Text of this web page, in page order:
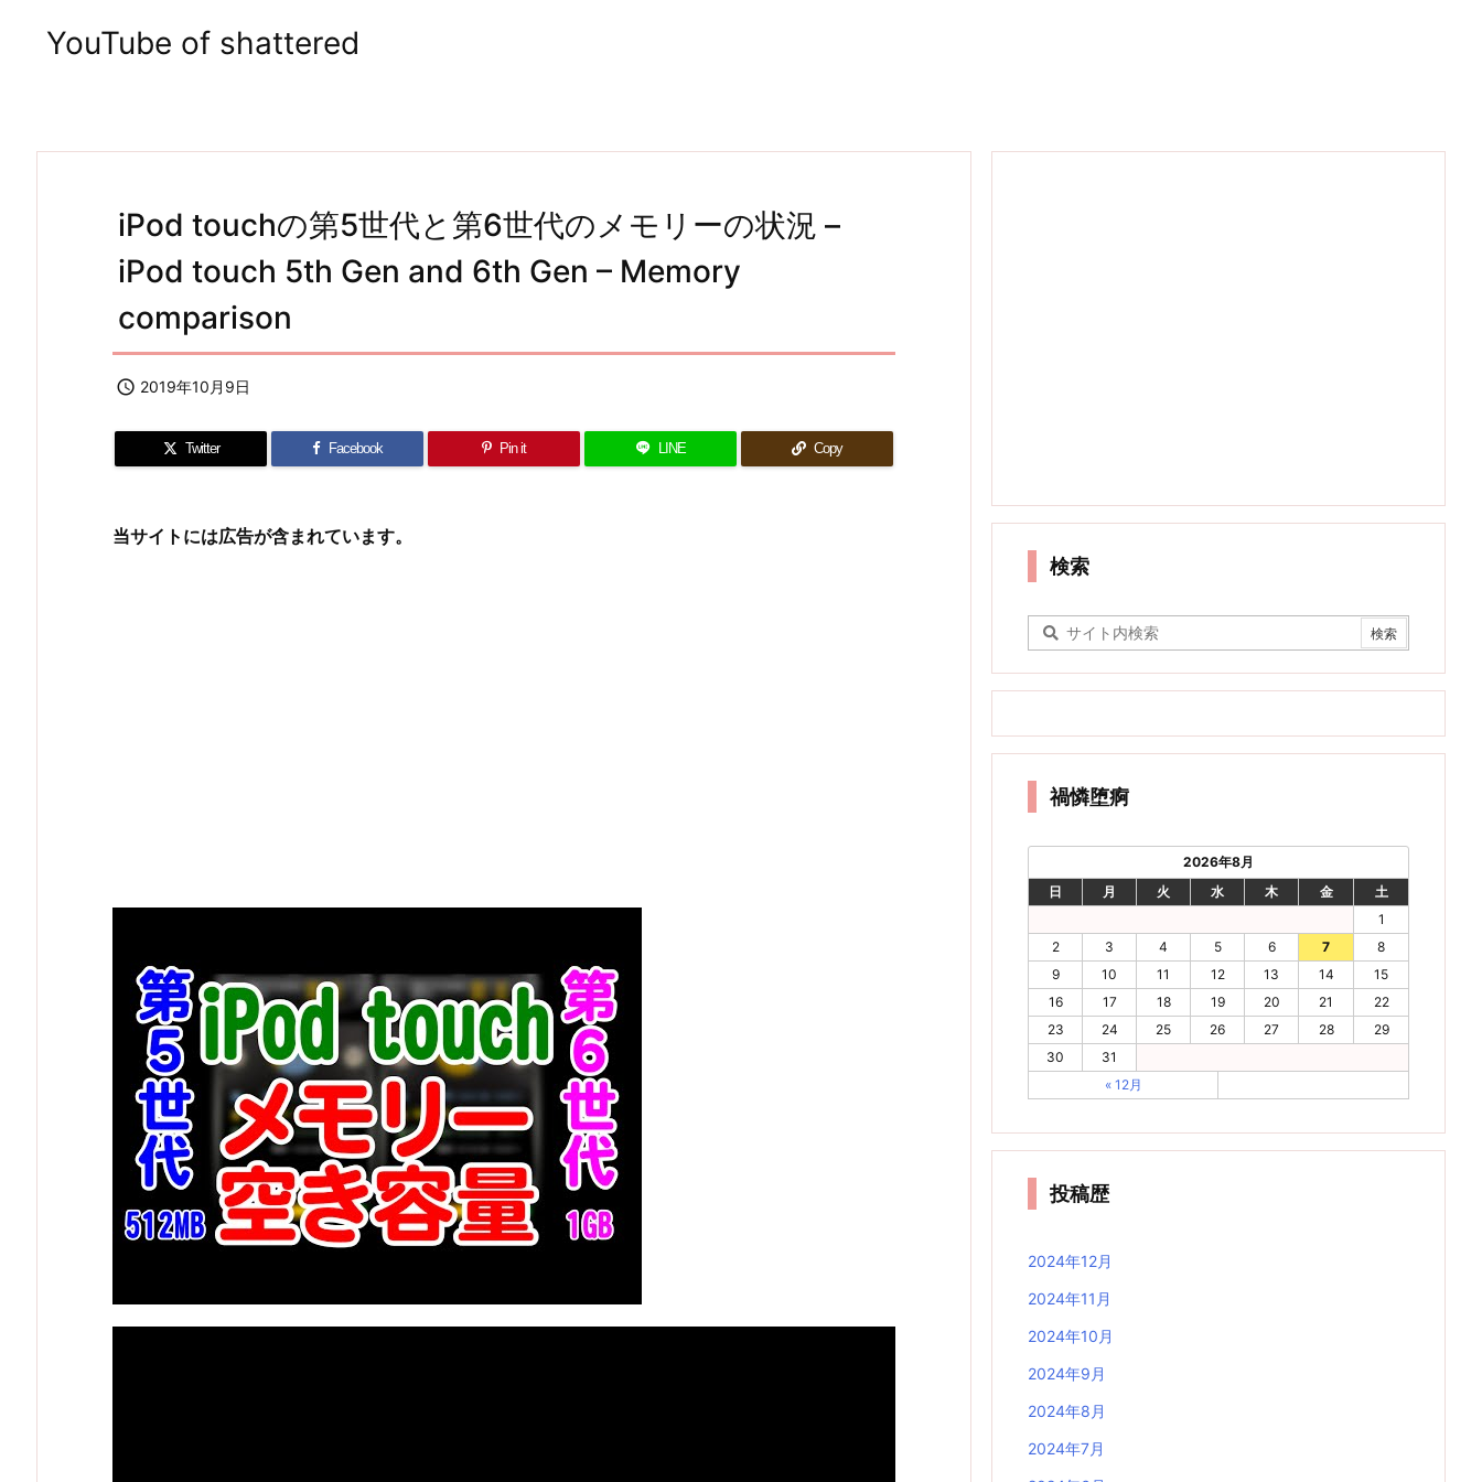
YouTube of shattered
iPod touchの第5世代と第6世代のメモリーの状況 –
iPod touch 5th Gen and 6th Gen – Memory
comparison
 2019年10月9日
Twitter Facebook Pin it LINE Copy
当サイトには広告が含まれています。
検索
禍憐堕痾
2026年8月
日
月 火 水 木 金
土
1
2
3 4 5 6 7
8
9
10 11 12 13 14
15
16
17 18 19 20 21
22
23
24 25 26 27 28
29
30
31
« 12月
投稿歴
2024年12月
2024年11月
2024年10月
2024年9月
2024年8月
2024年7月